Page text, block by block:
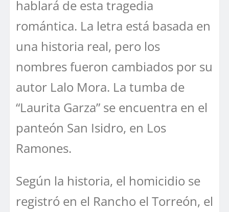
hablará de esta tragedia
romántica. La letra está basada en
una historia real, pero los
nombres fueron cambiados por su
autor Lalo Mora. La tumba de
“Laurita Garza” se encuentra en el
panteón San Isidro, en Los
Ramones.
Según la historia, el homicidio se
registró en el Rancho el Torreón, el